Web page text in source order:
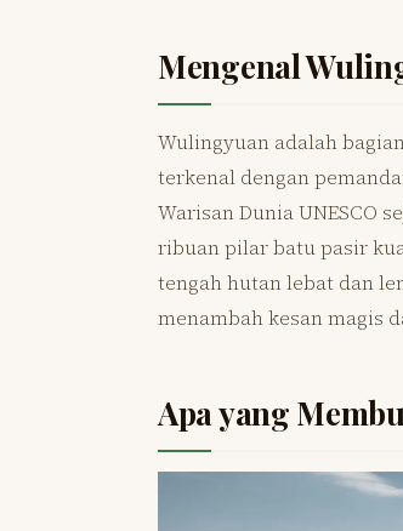
Mengenal
Wulingyuan adalah
terkenal dengan
Warisan Dunia UNESCO
ribuan pilar batu pasir
tengah hutan lebat dan
menambah kesan magis
Apa yang